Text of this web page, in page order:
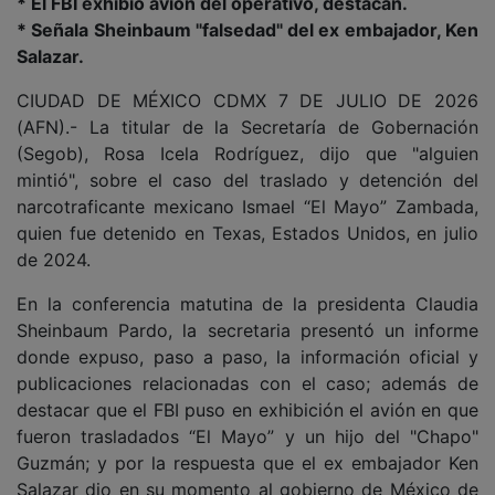
* Señala Sheinbaum "falsedad" del ex embajador, Ken
Salazar.
CIUDAD DE MÉXICO CDMX 7 DE JULIO DE 2026
(AFN).- La titular de la Secretaría de Gobernación
(Segob), Rosa Icela Rodríguez, dijo que "alguien
mintió", sobre el caso del traslado y detención del
narcotraficante mexicano Ismael “El Mayo” Zambada,
quien fue detenido en Texas, Estados Unidos, en julio
de 2024.
En la conferencia matutina de la presidenta Claudia
Sheinbaum Pardo, la secretaria presentó un informe
donde expuso, paso a paso, la información oficial y
publicaciones relacionadas con el caso; además de
destacar que el FBI puso en exhibición el avión en que
fueron trasladados “El Mayo” y un hijo del "Chapo"
Guzmán; y por la respuesta que el ex embajador Ken
Salazar dio en su momento al gobierno de México de